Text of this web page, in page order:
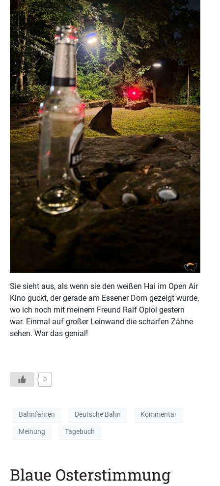
Sie sieht aus, als wenn sie den weißen Hai im Open Air
Kino guckt, der gerade am Essener Dom gezeigt wurde,
wo ich noch mit meinem Freund Ralf Opiol gestern
war. Einmal auf großer Leinwand die scharfen Zähne
sehen. War das genial!
0
Bahnfahren Deutsche Bahn Kommentar
Meinung Tagebuch
Blaue Osterstimmung